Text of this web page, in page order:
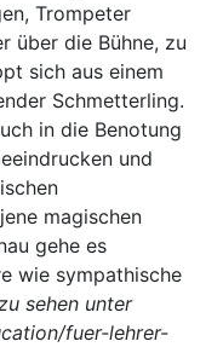
Trompeter
über die Bühne, zu
sich aus einem
Schmetterling.
in die Benotung
und
magischen
gehe es
wie sympathische
sehen unter
fuer-lehrer-